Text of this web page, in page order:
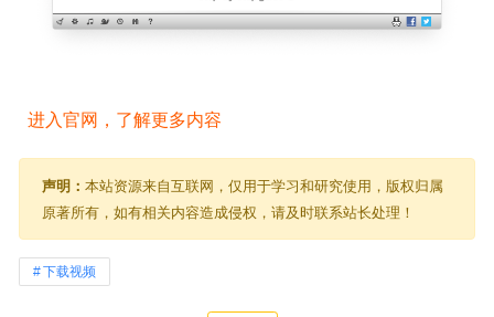
进入官网，了解更多内容
声明： 本站资源来自互联网，仅用于学习和研究使用，版权归属
原著所有，如有相关内容造成侵权，请及时联系站长处理！
下载视频